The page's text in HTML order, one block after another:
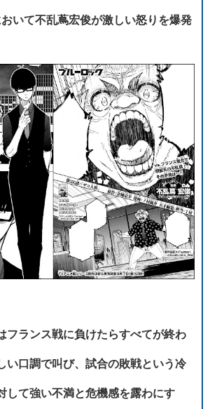
いて不乱蔦宏俊が激しい怒りを爆発
フランス戦に負けたらすべてが終わ
い口調で叫び、試合の敗戦という冷
して強い不満と危機感を露わにす